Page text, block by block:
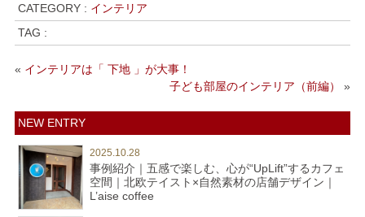
CATEGORY : インテリア
TAG :
« インテリアは「 下地 」が大事！
子ども部屋のインテリア（前編）
»
NEW ENTRY
2025.10.28
事例紹介｜五感で楽しむ、心が“UpLift”するカフェ
空間｜北欧テイスト×自然素材の店舗デザイン｜
L’aise coffee